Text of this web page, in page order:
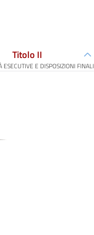
Titolo II
ESECUTIVE E DISPOSIZIONI FINALI